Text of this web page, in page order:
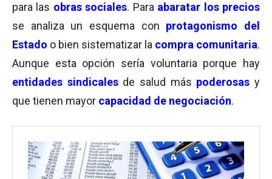
para las obras sociales. Para abaratar los precios
se analiza un esquema con protagonismo del
Estado o bien sistematizar la compra comunitaria.
Aunque esta opción sería voluntaria porque hay
entidades sindicalesde salud más poderosas y
que tienen mayor capacidad de negociación.